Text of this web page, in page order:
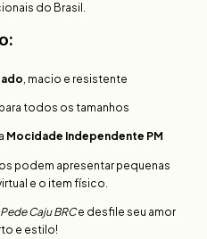
do Brasil.
, macio e resistente
todos os tamanhos
Mocidade Independente PM
podem apresentar pequenas
e o item físico.
Caju BRCe desfile seu amor
e estilo!